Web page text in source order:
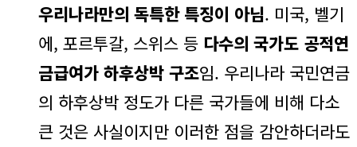
우리나라만의 독특한 특징이 아님. 미국, 벨기
에, 포르투갈, 스위스 등 다수의 국가도 공적연
금급여가 하후상박 구조임. 우리나라 국민연금
의 하후상박 정도가 다른 국가들에 비해 다소
큰 것은 사실이지만 이러한 점을 감안하더라도